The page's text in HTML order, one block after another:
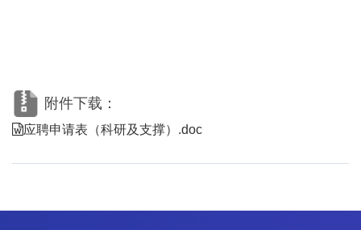
附件下载：
应聘申请表（科研及支撑）.doc